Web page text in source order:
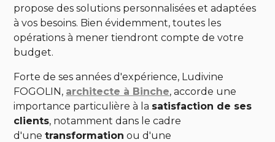
propose des solutions personnalisées et adaptées
à vos besoins. Bien évidemment, toutes les
opérations à mener tiendront compte de votre
budget.
Forte de ses années d'expérience, Ludivine
FOGOLIN, architecte à Binche, accorde une
importance particulière à la satisfaction de ses
clients, notamment dans le cadre
d'unetransformation ou d'une